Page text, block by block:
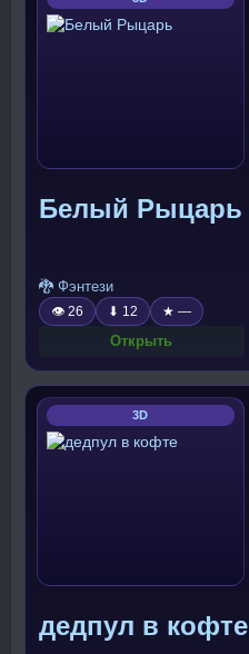
Белый Рыцарь
🐉 Фэнтези
👁 26 ⬇ 12 ★ —
Открыть
3D
дедпул в кофте